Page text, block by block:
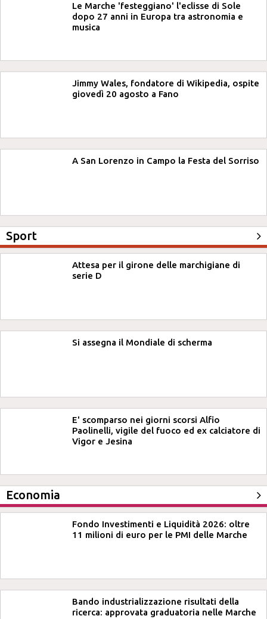
Le Marche 'festeggiano' l'eclisse di Sole
dopo 27 anni in Europa tra astronomia e
musica
Jimmy Wales, fondatore di Wikipedia, ospite
giovedì 20 agosto a Fano
A San Lorenzo in Campo la Festa del Sorriso
Sport
Attesa per il girone delle marchigiane di
serie D
Si assegna il Mondiale di scherma
E' scomparso nei giorni scorsi Alfio
Paolinelli, vigile del fuoco ed ex calciatore di
Vigor e Jesina
Economia
Fondo Investimenti e Liquidità 2026: oltre
11 milioni di euro per le PMI delle Marche
Bando industrializzazione risultati della
ricerca: approvata graduatoria nelle Marche